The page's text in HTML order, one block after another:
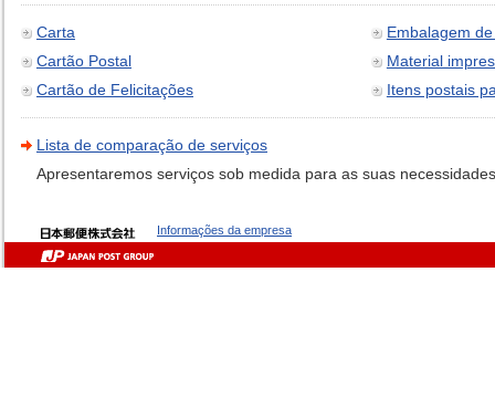
Carta
Cartão Postal
Cartão de Felicitações
Embalagem
Material
Itens postais
Lista de comparação de serviços
Apresentaremos serviços sob medida para as suas
Informações da empresa